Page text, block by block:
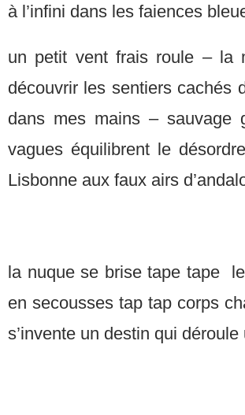
à l’infini dans les faiences
un petit vent frais roule – la
découvrir les sentiers cachés
dans mes mains –
vagues équilibrent le
Lisbonne aux faux airs
la nuque se brise tape tape
en secousses tap tap corps
s’invente un destin qui